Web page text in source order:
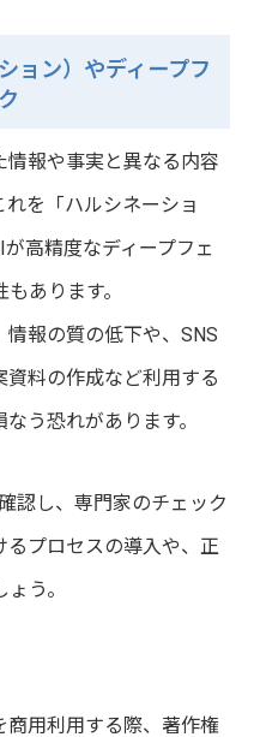
ョン）やディープフ
報や事実と異なる内容
を「ハルシネーショ
高精度なディープフェ
あります。
情報の質の低下や、SNS
料の作成など利用する
う恐れがあります。
認し、専門家のチェック
るプロセスの導入や、正
う。
商用利用する際、著作権